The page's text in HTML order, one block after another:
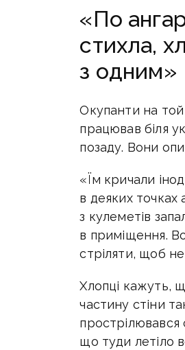
«По
стихла,
з одним»
Окупанти на
працював біля
позаду. Вони
«Їм кричали
в деяких точках
з кулеметів
в приміщення.
стріляти, щоб
Хлопці кажуть,
частину стіни
що туди летіло